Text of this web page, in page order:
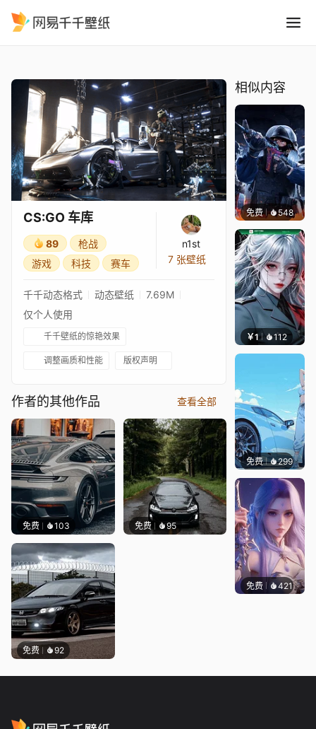
CS:GO 车库
89
枪战
游戏
科技 赛车
n1st
7 张壁纸
千千动态格式 动态壁纸
7.69M
仅个人使用
千千壁纸的惊艳效果
调整画质和性能 版权声明
作者的其他作品 查看全部
免费 103 免费 95
免费 92
相似内容
免费 548小鬼
￥1 112 宅婳氏
免费 299Ado
免费 421好看